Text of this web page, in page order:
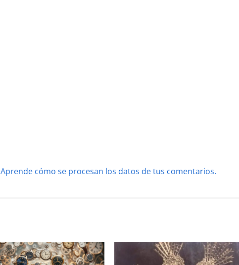
Aprende cómo se procesan los datos de tus comentarios.